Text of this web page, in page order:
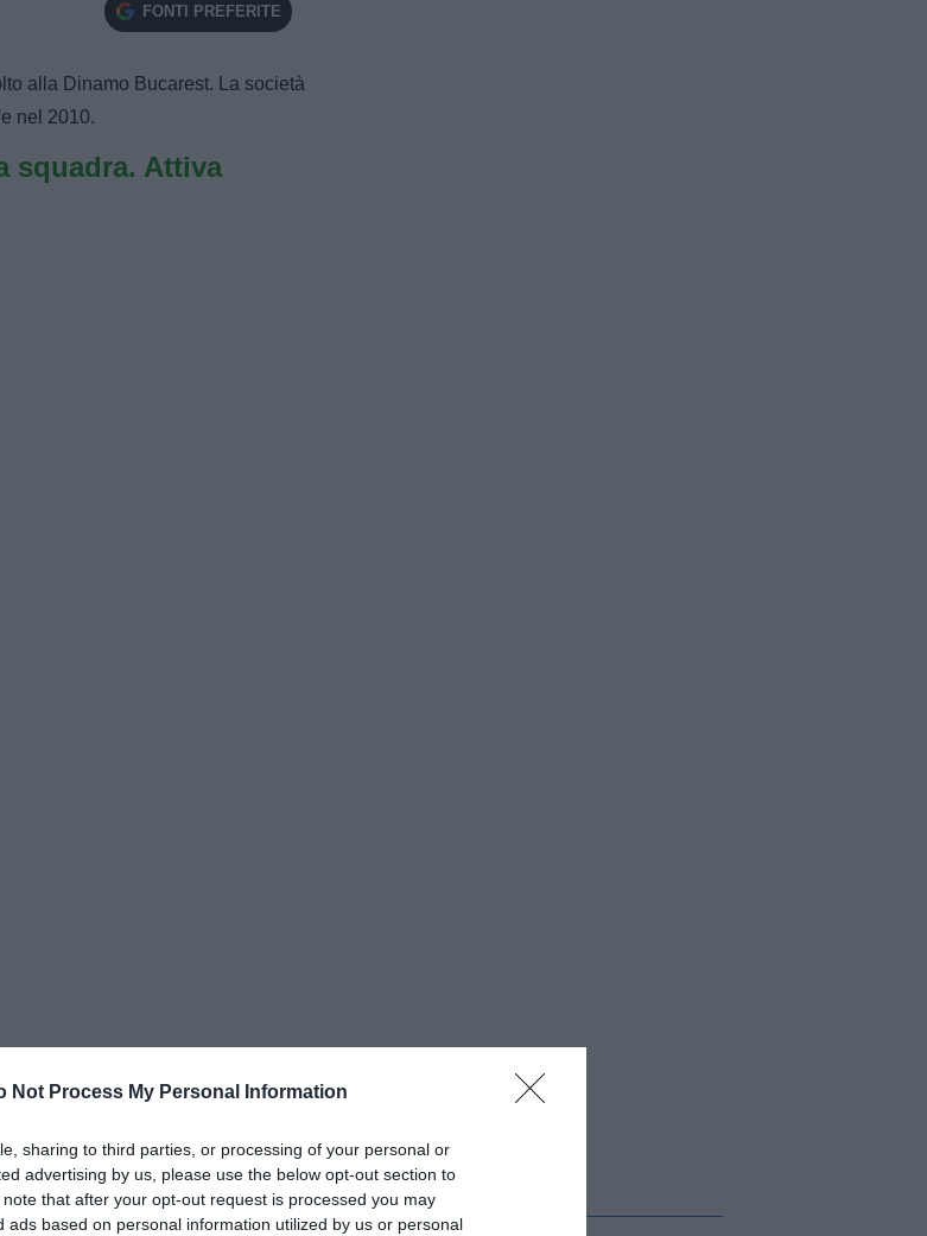
Not Process My Personal Information
sharing to third parties, or processing of your personal or
advertising by us, please use the below opt-out section to
that after your opt-out request is processed you may
ads based on personal information utilized by us or personal
FONTI PREFERITE
alla Dinamo Bucarest. La società
nel 2010.
squadra. Attiva